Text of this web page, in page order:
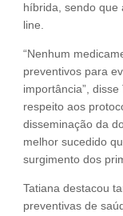
híbrida, sendo que
line.
“Nenhum
preventivos para
importância”,
respeito aos
disseminação da
melhor sucedido
surgimento dos
Tatiana destacou
preventivas de